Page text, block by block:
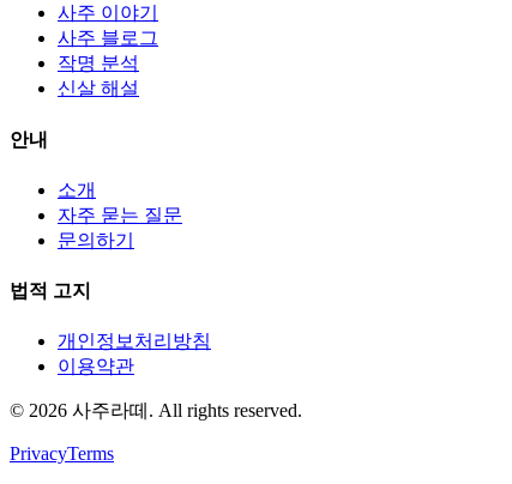
사주 이야기
사주 블로그
작명 분석
신살 해설
안내
소개
자주 묻는 질문
문의하기
법적 고지
개인정보처리방침
이용약관
© 2026 사주라떼. All rights reserved.
PrivacyTerms